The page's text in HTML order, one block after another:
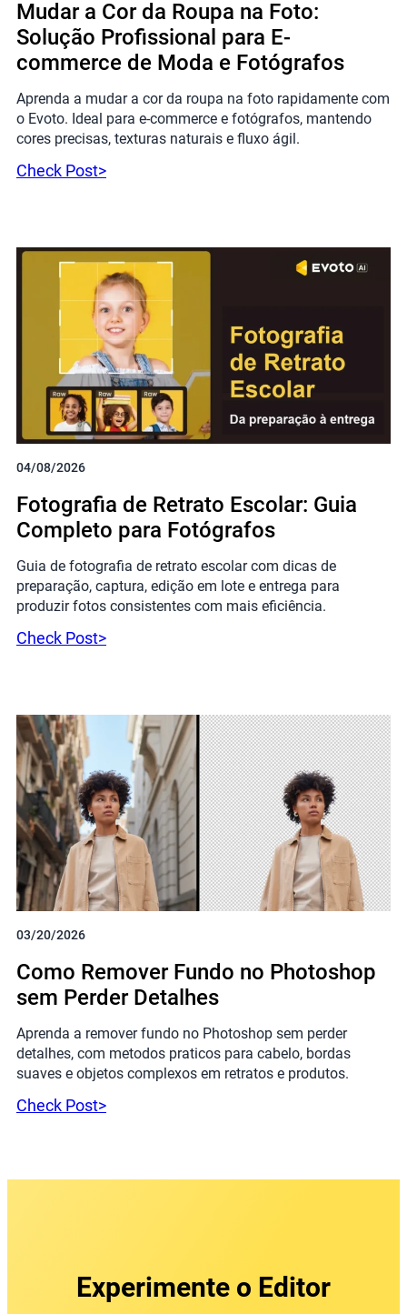
Mudar a Cor da Roupa na Foto:
Solução Profissional para E-
commerce de Moda e Fotógrafos
Aprenda a mudar a cor da roupa na foto rapidamente com
o Evoto. Ideal para e-commerce e fotógrafos, mantendo
cores precisas, texturas naturais e fluxo ágil.
Check Post>
04/08/2026
Fotografia de Retrato Escolar: Guia
Completo para Fotógrafos
Guia de fotografia de retrato escolar com dicas de
preparação, captura, edição em lote e entrega para
produzir fotos consistentes com mais eficiência.
Check Post>
03/20/2026
Como Remover Fundo no Photoshop
sem Perder Detalhes
Aprenda a remover fundo no Photoshop sem perder
detalhes, com metodos praticos para cabelo, bordas
suaves e objetos complexos em retratos e produtos.
Check Post>
Experimente o Editor